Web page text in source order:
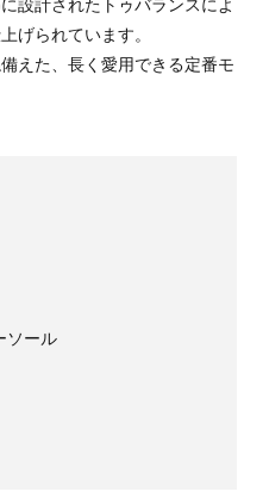
げられています。
えた、長く愛用できる定番モ
ソール